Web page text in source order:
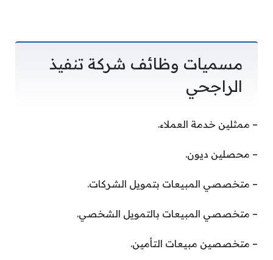
مسميات وظائف شركة تنفيذ
الراجحي
– ممثلين خدمة العملاء.
– محصلين ديون.
– متخصصي المبيعات بتمويل الشركات.
– متخصصي المبيعات بالتمويل الشخصي.
– متخصصين مبيعات التأمين.